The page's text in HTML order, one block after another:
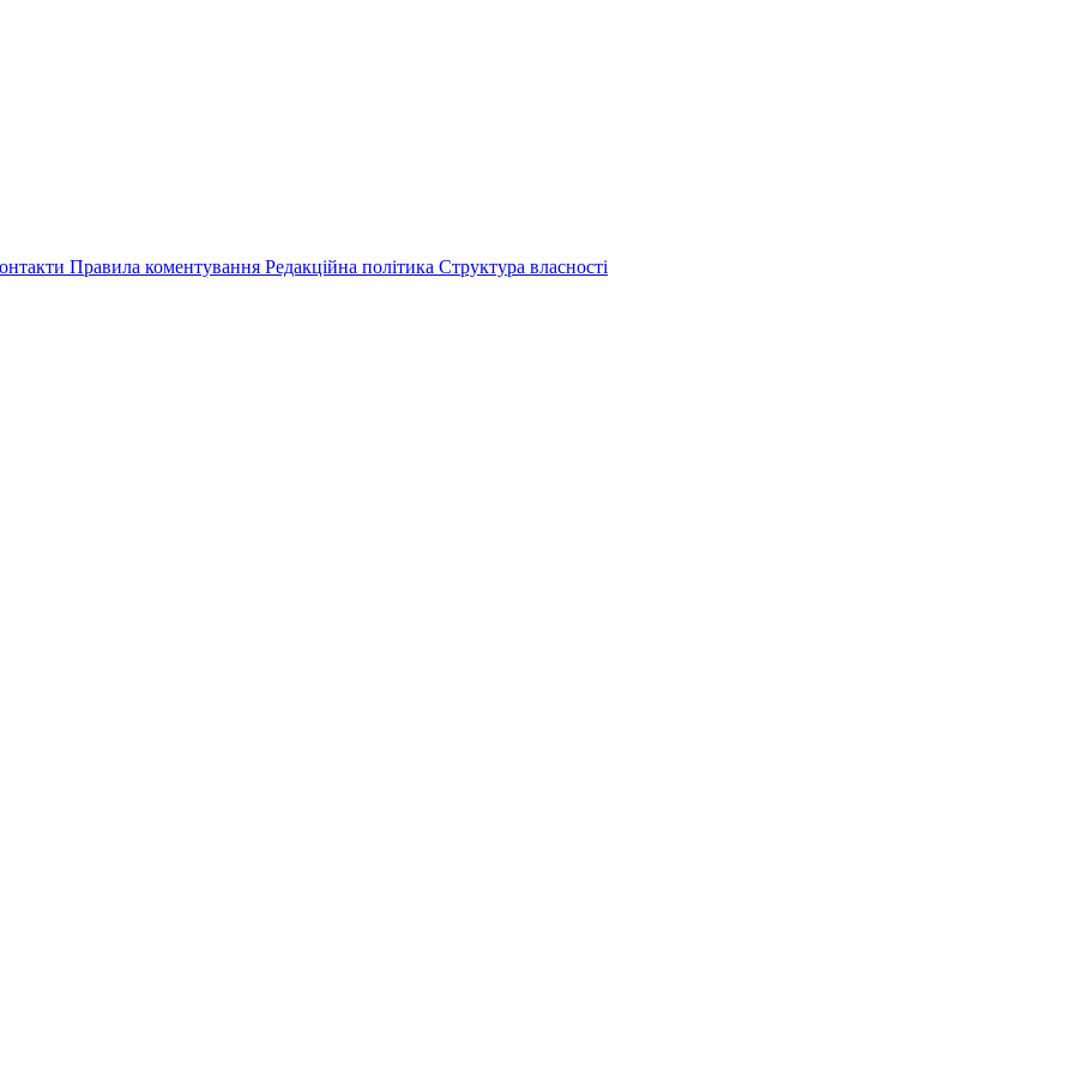
Правила коментування Редакційна політика Структура власності